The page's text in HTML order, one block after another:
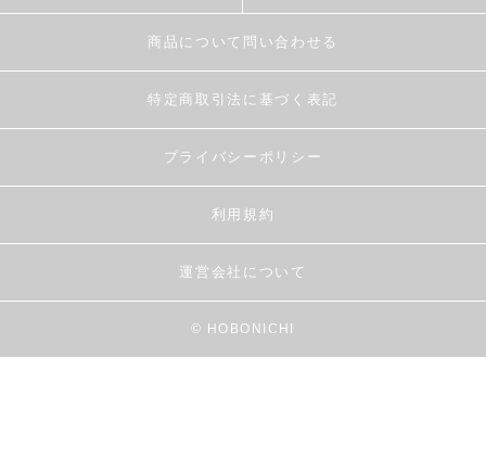
商品について問い合わせる
特定商取引法に基づく表記
プライバシーポリシー
利用規約
運営会社について
© HOBONICHI